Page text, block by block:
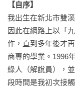
【自序】
我出生在新北市雙
因此在網路上以「
作，直到多年後才
商專的學業。1996
綠人（解說員），
段時間是我初次接